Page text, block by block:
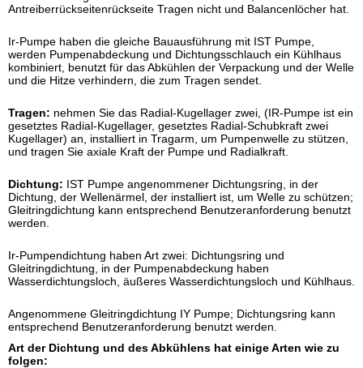
Antreiberrückseitenrückseite Tragen nicht und Balancenlöcher hat.
Ir-Pumpe haben die gleiche Bauausführung mit IST Pumpe,
werden Pumpenabdeckung und Dichtungsschlauch ein Kühlhaus
kombiniert, benutzt für das Abkühlen der Verpackung und der Welle
und die Hitze verhindern, die zum Tragen sendet.
Tragen: nehmen Sie das Radial-Kugellager zwei, (IR-Pumpe ist ein
gesetztes Radial-Kugellager, gesetztes Radial-Schubkraft zwei
Kugellager) an, installiert in Tragarm, um Pumpenwelle zu stützen,
und tragen Sie axiale Kraft der Pumpe und Radialkraft.
Dichtung: IST Pumpe angenommener Dichtungsring, in der
Dichtung, der Wellenärmel, der installiert ist, um Welle zu schützen;
Gleitringdichtung kann entsprechend Benutzeranforderung benutzt
werden.
Ir-Pumpendichtung haben Art zwei: Dichtungsring und
Gleitringdichtung, in der Pumpenabdeckung haben
Wasserdichtungsloch, äußeres Wasserdichtungsloch und Kühlhaus.
Angenommene Gleitringdichtung IY Pumpe; Dichtungsring kann
entsprechend Benutzeranforderung benutzt werden.
Art der Dichtung und des Abkühlens hat einige Arten wie zu
folgen: